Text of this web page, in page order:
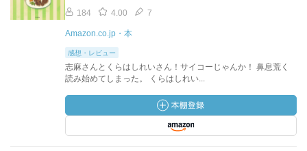
184 4.00 7
Amazon.co.jp・本
感想・レビュー
志麻さんとくらはしれいさん！サイコーじゃんか！ 鼻息荒く
読み始めてしまった。 くらはしれい...